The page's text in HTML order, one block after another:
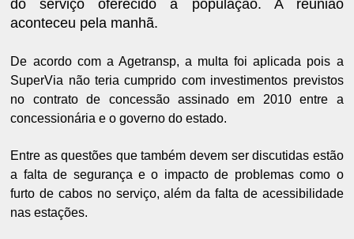
do serviço oferecido à população. A reunião
aconteceu pela manhã.
De acordo com a Agetransp, a multa foi aplicada pois a
SuperVia não teria cumprido com investimentos previstos
no contrato de concessão assinado em 2010 entre a
concessionária e o governo do estado.
Entre as questões que também devem ser discutidas estão
a falta de segurança e o impacto de problemas como o
furto de cabos no serviço, além da falta de acessibilidade
nas estações.